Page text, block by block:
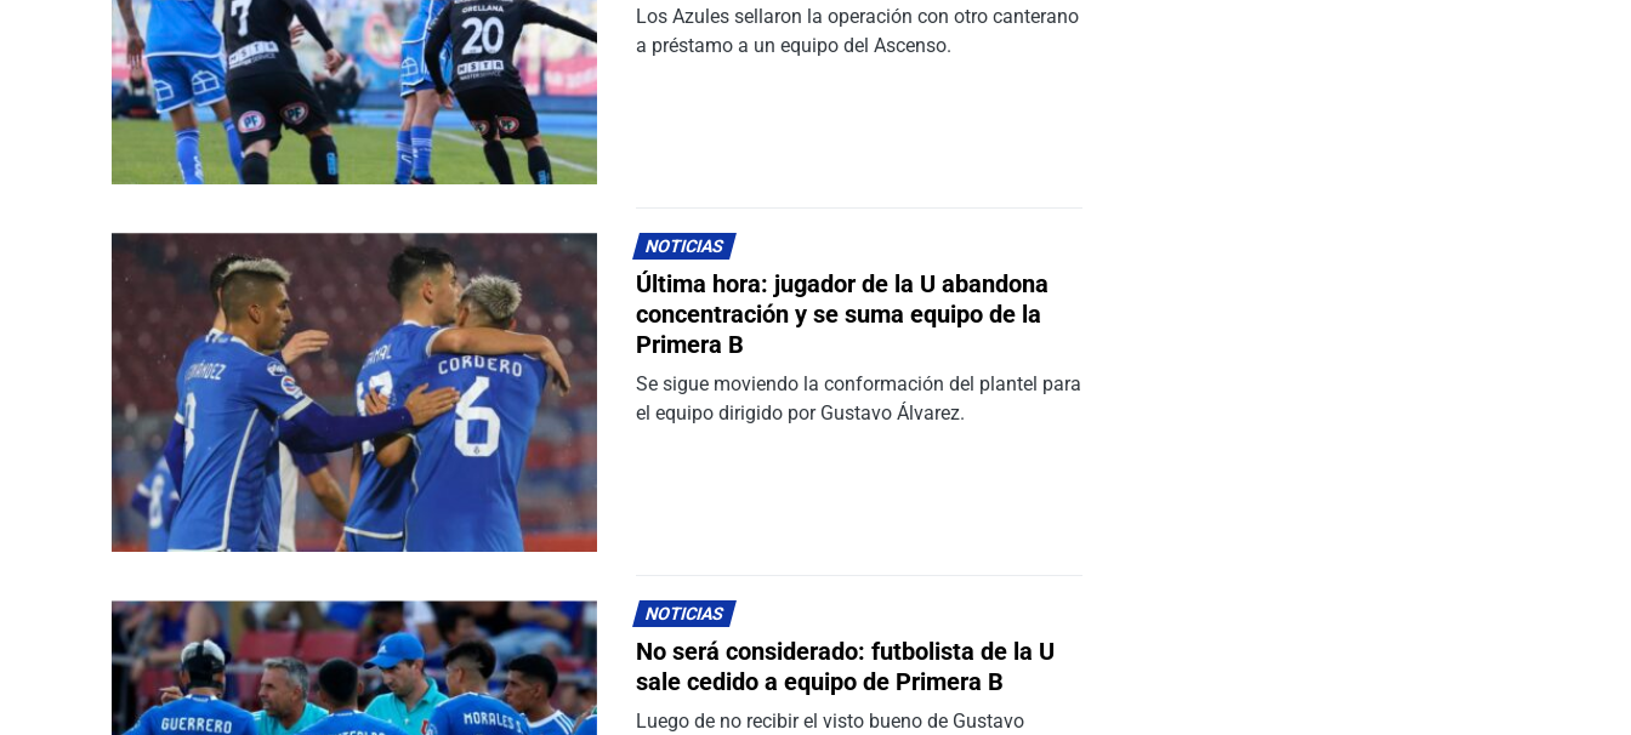
Los Azules sellaron la operación con otro canterano
a préstamo a un equipo del Ascenso.
NOTICIAS
Última hora: jugador de la U abandona
concentración y se suma equipo de la
Primera B
Se sigue moviendo la conformación del plantel para
el equipo dirigido por Gustavo Álvarez.
NOTICIAS
No será considerado: futbolista de la U
sale cedido a equipo de Primera B
Luego de no recibir el visto bueno de Gustavo